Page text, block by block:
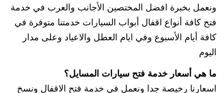
ونعمل بخبرة افضل المختصين الأجانب والعرب في خدمة
فتح كافة أنواع اقفال أبواب السيارات خدمتنا متوفرة في
كافة أيام الأسبوع وفي ايام العطل والاعياد وعلى مدار
اليوم
ما هي أسعار خدمة فتح سيارات المسايل؟
اسعارنا رخيصة جدا ونعمل في خدمة فتح الاقفال ونسخ